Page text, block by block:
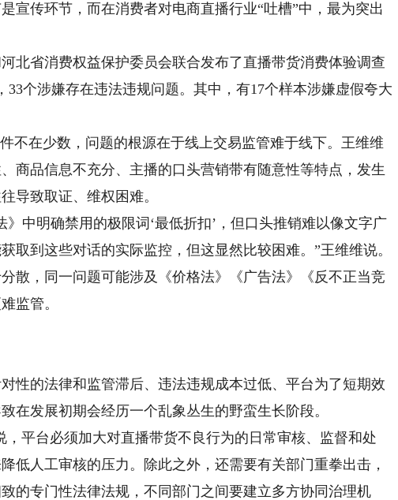
宣传环节，而在消费者对电商直播行业“吐槽”中，最为突出
省消费权益保护委员会联合发布了直播带货消费体验调查
33个涉嫌存在违法违规问题。其中，有17个样本涉嫌虚假夸大
在少数，问题的根源在于线上交易监管难于线下。王维维
商品信息不充分、主播的口头营销带有随意性等特点，发生
导致取证、维权困难。
明确禁用的极限词‘最低折扣’，但口头推销难以像文字广
取到这些对话的实际监控，但这显然比较困难。”王维维说。
，同一问题可能涉及《价格法》《广告法》《反不正当竞
监管。
的法律和监管滞后、违法违规成本过低、平台为了短期效
发展初期会经历一个乱象丛生的野蛮生长阶段。
平台必须加大对直播带货不良行为的日常审核、监督和处
低人工审核的压力。除此之外，还需要有关部门重拳出击，
的专门性法律法规，不同部门之间要建立多方协同治理机